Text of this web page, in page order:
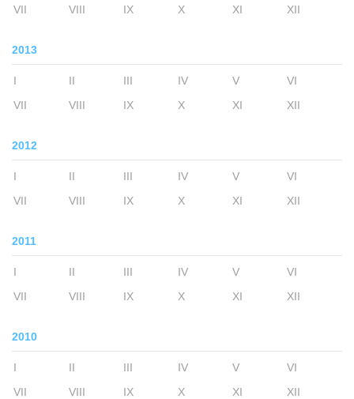
VII
VIII IX X XI XII
2013
I II III IV V
VI
VII
VIII IX X XI XII
2012
I II III IV V
VI
VII
VIII IX X XI XII
2011
I II III IV V
VI
VII
VIII IX X XI XII
2010
I II III IV V
VI
VII
VIII IX X XI XII